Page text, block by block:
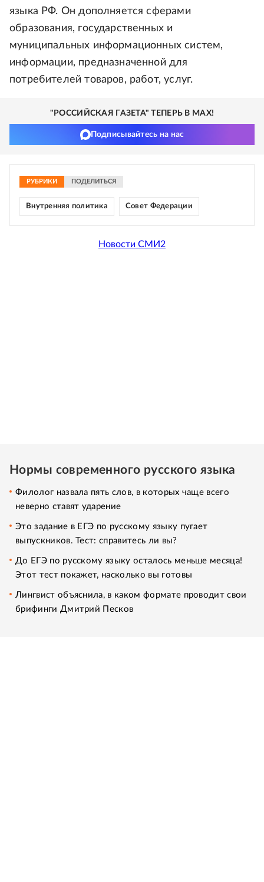
языка РФ. Он дополняется сферами
образования, государственных и
муниципальных информационных систем,
информации, предназначенной для
потребителей товаров, работ, услуг.
"РОССИЙСКАЯ ГАЗЕТА" ТЕПЕРЬ В MAX!
Подписывайтесь на нас
РУБРИКИ ПОДЕЛИТЬСЯ
Внутренняя политика Совет Федерации
Новости СМИ2
Нормы современного русского языка
Филолог назвала пять слов, в которых чаще всего
неверно ставят ударение
Это задание в ЕГЭ по русскому языку пугает
выпускников. Тест: справитесь ли вы?
До ЕГЭ по русскому языку осталось меньше месяца!
Этот тест покажет, насколько вы готовы
Лингвист объяснила, в каком формате проводит свои
брифинги Дмитрий Песков